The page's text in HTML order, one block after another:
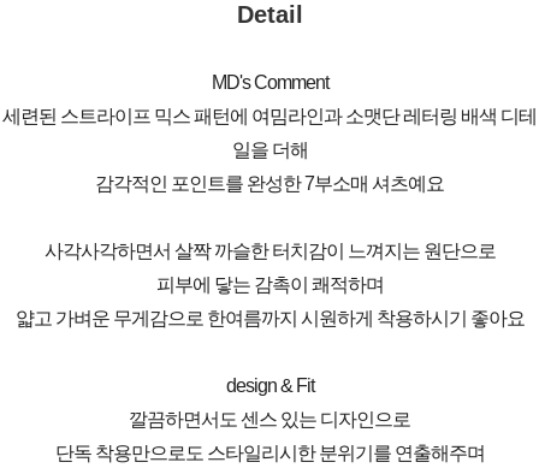
Detail
MD's Comment
세련된 스트라이프 믹스 패턴에 여밈라인과 소맷단 레터링 배색 디테
일을 더해
감각적인 포인트를 완성한 7부소매 셔츠예요
사각사각하면서 살짝 까슬한 터치감이 느껴지는 원단으로
피부에 닿는 감촉이 쾌적하며
얇고 가벼운 무게감으로 한여름까지 시원하게 착용하시기 좋아요
design & Fit
깔끔하면서도 센스 있는 디자인으로
단독 착용만으로도 스타일리시한 분위기를 연출해주며